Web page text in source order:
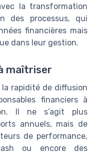
la transformation
des processus, qui
financières mais
dans leur gestion.
maîtriser
rapidité de diffusion
financiers à
Il ne s’agit plus
annuels, mais de
de performance,
ou encore des